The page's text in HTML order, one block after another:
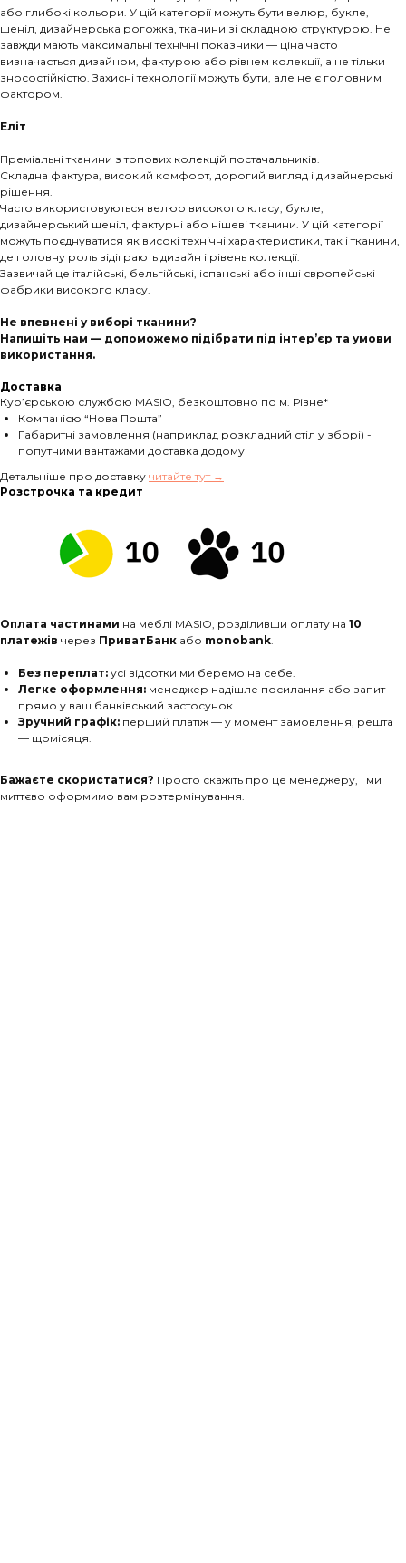
або глибокі кольори. У цій категорії можуть бути велюр, букле,
шеніл, дизайнерська рогожка, тканини зі складною структурою. Не
завжди мають максимальні технічні показники — ціна часто
визначається дизайном, фактурою або рівнем колекції, а не тільки
зносостійкістю. Захисні технології можуть бути, але не є головним
фактором.
Еліт
Преміальні тканини з топових колекцій постачальників.
Складна фактура, високий комфорт, дорогий вигляд і дизайнерські
рішення.
Часто використовуються велюр високого класу, букле,
дизайнерський шеніл, фактурні або нішеві тканини. У цій категорії
можуть поєднуватися як високі технічні характеристики, так і тканини,
де головну роль відіграють дизайн і рівень колекції.
Зазвичай це італійські, бельгійські, іспанські або інші європейські
фабрики високого класу.
Не впевнені у виборі тканини?
Напишіть нам — допоможемо підібрати під інтер’єр та умови
використання.
Доставка
Кур’єрською службою MASIO, безкоштовно по м. Рівне*
Компанією “Нова Пошта”
Габаритні замовлення (наприклад розкладний стіл у зборі) -
попутними вантажами доставка додому
Детальніше про доставку читайте тут →
Розстрочка та кредит
Оплата частинами на меблі MASIO, розділивши оплату на 10
платежів через ПриватБанк або monobank.
Без переплат: усі відсотки ми беремо на себе.
Легке оформлення: менеджер надішле посилання або запит
прямо у ваш банківський застосунок.
Зручний графік: перший платіж — у момент замовлення, решта
— щомісяця.
Бажаєте скористатися? Просто скажіть про це менеджеру, і ми
миттєво оформимо вам розтермінування.